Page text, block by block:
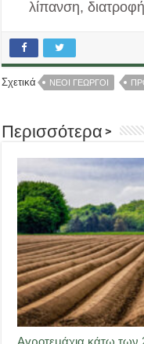
λίπανση,
Σχετικά ΝΕΟΙ ΓΕΩΡΓΟΙ
Περισσότερα >
Αγροτεμάχια κάτω